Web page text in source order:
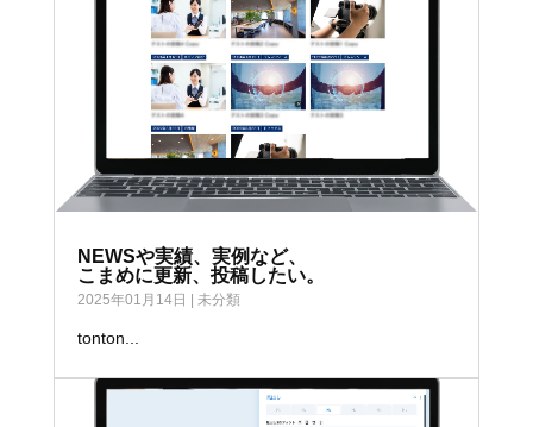
NEWSや実績、実例など、
こまめに更新、投稿したい。
2025年01月14日 未分類
tonton...